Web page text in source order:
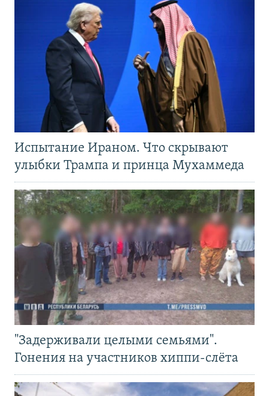
Испытание Ираном. Что скрывают
улыбки Трампа и принца Мухаммеда
"Задерживали целыми семьями".
Гонения на участников хиппи-слёта